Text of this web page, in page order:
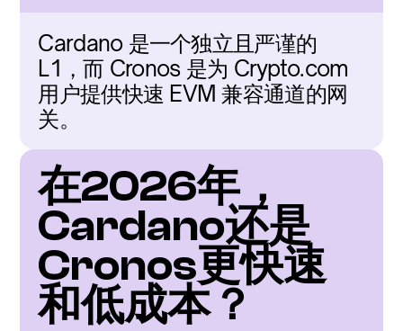
Cardano 是一个独立且严谨的
L1，而 Cronos 是为 Crypto.com
用户提供快速 EVM 兼容通道的网
关。
在2026年，
Cardano还是
Cronos更快速
和低成本？